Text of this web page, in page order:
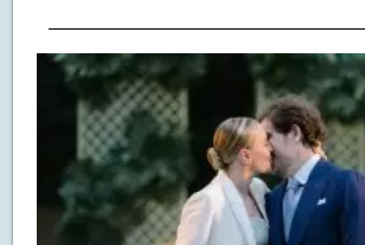
WILL YOU MARRY ME?
LUA DE MEL
COZINHA
DECORAÇÃO
DE NOIVA PRA NOIVA
S.O.S CASADAS